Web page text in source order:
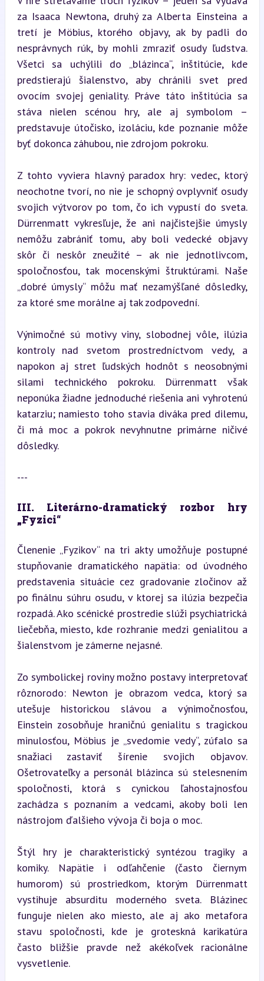
za Isaaca Newtona, druhý za Alberta Einsteina a
tretí je Möbius, ktorého objavy, ak by padli do
nesprávnych rúk, by mohli zmraziť osudy ľudstva.
Všetci sa uchýlili do „blázinca“, inštitúcie, kde
predstierajú šialenstvo, aby chránili svet pred
ovocím svojej geniality. Práve táto inštitúcia sa
stáva nielen scénou hry, ale aj symbolom –
predstavuje útočisko, izoláciu, kde poznanie môže
byť dokonca záhubou, nie zdrojom pokroku.
Z tohto vyviera hlavný paradox hry: vedec, ktorý
neochotne tvorí, no nie je schopný ovplyvniť osudy
svojich výtvorov po tom, čo ich vypustí do sveta.
Dürrenmatt vykresľuje, že ani najčistejšie úmysly
nemôžu zabrániť tomu, aby boli vedecké objavy
skôr či neskôr zneužité – ak nie jednotlivcom,
spoločnosťou, tak mocenskými štruktúrami. Naše
„dobré úmysly“ môžu mať nezamýšľané dôsledky,
za ktoré sme morálne aj tak zodpovední.
Výnimočné sú motivy viny, slobodnej vôle, ilúzia
kontroly nad svetom prostredníctvom vedy, a
napokon aj stret ľudských hodnôt s neosobnými
silami technického pokroku. Dürrenmatt však
neponúka žiadne jednoduché riešenia ani vyhrotenú
katarziu; namiesto toho stavia diváka pred dilemu,
či má moc a pokrok nevyhnutne primárne ničivé
dôsledky.
---
III. Literárno-dramatický rozbor hry
„Fyzici“
Členenie „Fyzikov“ na tri akty umožňuje postupné
stupňovanie dramatického napätia: od úvodného
predstavenia situácie cez gradovanie zločinov až
po finálnu súhru osudu, v ktorej sa ilúzia bezpečia
rozpadá. Ako scénické prostredie slúži psychiatrická
liečebňa, miesto, kde rozhranie medzi genialitou a
šialenstvom je zámerne nejasné.
Zo symbolickej roviny možno postavy interpretovať
rôznorodo: Newton je obrazom vedca, ktorý sa
utešuje historickou slávou a výnimočnosťou,
Einstein zosobňuje hraničnú genialitu s tragickou
minulosťou, Möbius je „svedomie vedy“, zúfalo sa
snažiaci zastaviť šírenie svojich objavov.
Ošetrovateľky a personál blázinca sú stelesnením
spoločnosti, ktorá s cynickou ľahostajnosťou
zachádza s poznaním a vedcami, akoby boli len
nástrojom ďalšieho vývoja či boja o moc.
Štýl hry je charakteristický syntézou tragiky a
komiky. Napätie i odľahčenie (často čiernym
humorom) sú prostriedkom, ktorým Dürrenmatt
vystihuje absurditu moderného sveta. Blázinec
funguje nielen ako miesto, ale aj ako metafora
stavu spoločnosti, kde je groteskná karikatúra
často bližšie pravde než akékoľvek racionálne
vysvetlenie.